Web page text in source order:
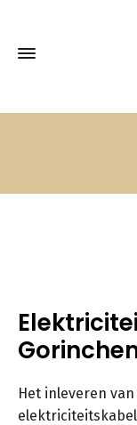
Het inleveren